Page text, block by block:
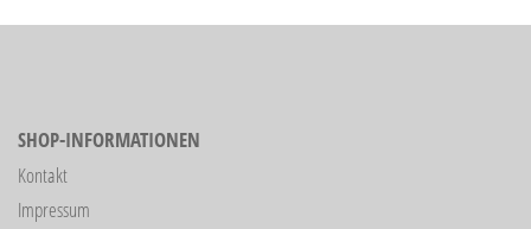
SHOP-INFORMATIONEN
Kontakt
Impressum